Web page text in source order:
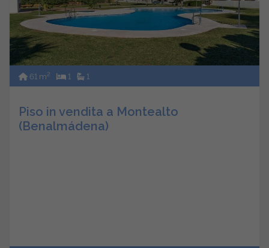
61 m2 1 1
Piso in vendita a Montealto
(Benalmádena)